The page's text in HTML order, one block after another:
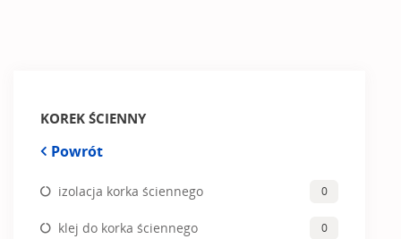
KOREK ŚCIENNY
Powrót
izolacja korka ściennego 0
klej do korka ściennego 0